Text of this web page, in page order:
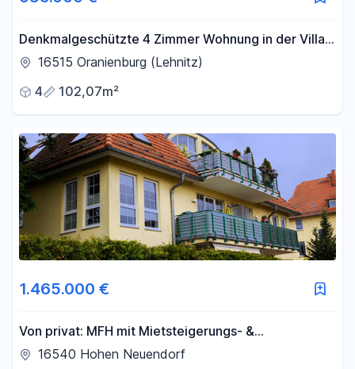
Denkmalgeschützte 4 Zimmer Wohnung in der Villa
Sachs, nahe Lehnitzsee
16515 Oranienburg (Lehnitz)
4
102,07m²
1.465.000 €
Von privat: MFH mit Mietsteigerungs- &
Aufteilungspotenzial in S-Bahn-Lage Berlin
16540 Hohen Neuendorf